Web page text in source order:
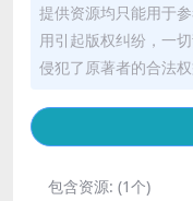
提供资源均只能用于
用引起版权纠纷，一
侵犯了原著者的合法
包含资源: (1个)